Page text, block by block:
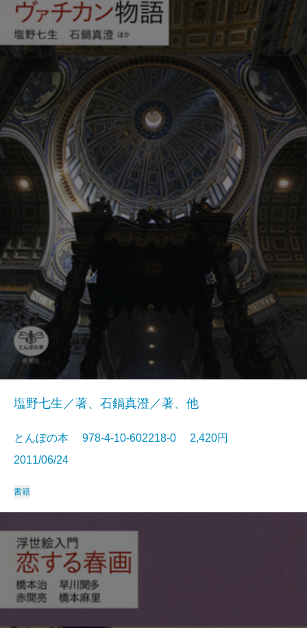
塩野七生／著、石鍋真澄／著、他
とんぼの本 978-4-10-602218-0 2,420円
2011/06/24
書籍